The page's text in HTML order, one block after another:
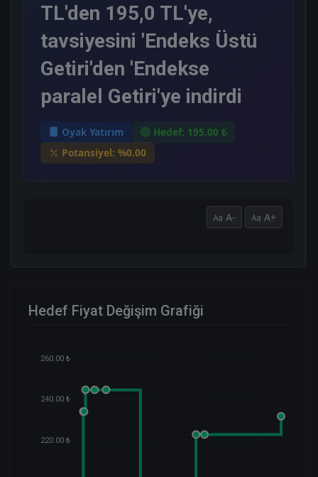
TL'den 195,0 TL'ye,
tavsiyesini 'Endeks Üstü
Getiri'den 'Endekse
paralel Getiri'ye indirdi
Oyak Yatırım
Hedef: 195.00 ₺
Potansiyel: %0.00
A- A+
Hedef Fiyat Değişim Grafiği
260.00 ₺
240.00 ₺
220.00 ₺